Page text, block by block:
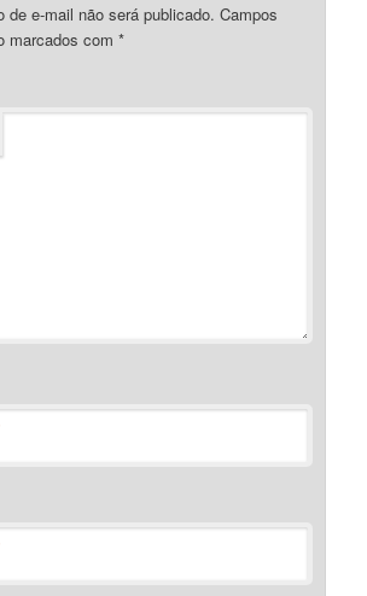
de e-mail não será publicado. Campos
marcados com*